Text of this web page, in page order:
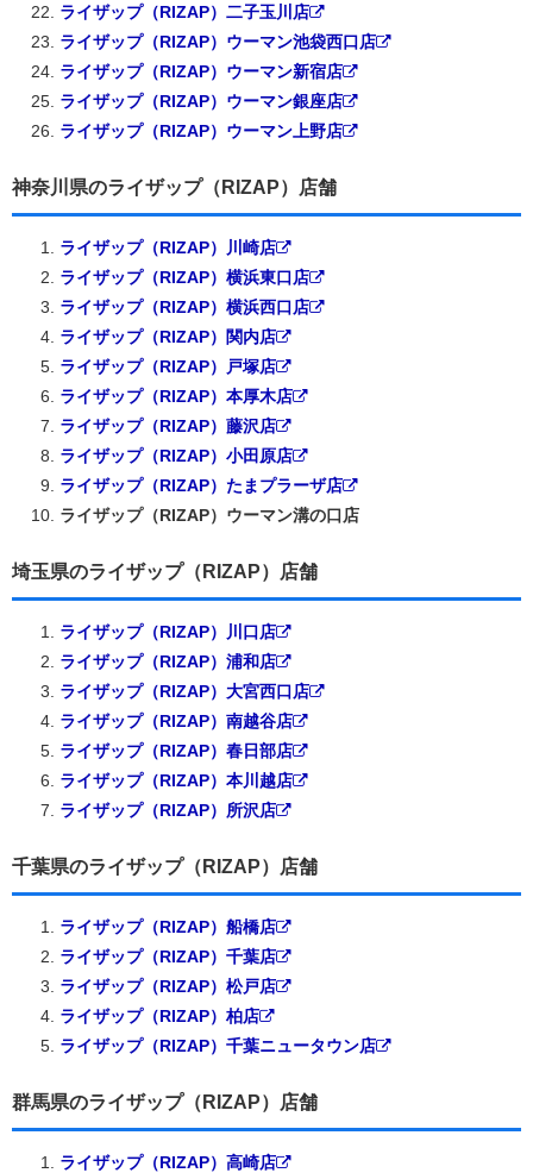
ライザップ（RIZAP）二子玉川店
ライザップ（RIZAP）ウーマン池袋西口店
ライザップ（RIZAP）ウーマン新宿店
ライザップ（RIZAP）ウーマン銀座店
ライザップ（RIZAP）ウーマン上野店
神奈川県のライザップ（RIZAP）店舗
ライザップ（RIZAP）川崎店
ライザップ（RIZAP）横浜東口店
ライザップ（RIZAP）横浜西口店
ライザップ（RIZAP）関内店
ライザップ（RIZAP）戸塚店
ライザップ（RIZAP）本厚木店
ライザップ（RIZAP）藤沢店
ライザップ（RIZAP）小田原店
ライザップ（RIZAP）たまプラーザ店
ライザップ（RIZAP）ウーマン溝の口店
埼玉県のライザップ（RIZAP）店舗
ライザップ（RIZAP）川口店
ライザップ（RIZAP）浦和店
ライザップ（RIZAP）大宮西口店
ライザップ（RIZAP）南越谷店
ライザップ（RIZAP）春日部店
ライザップ（RIZAP）本川越店
ライザップ（RIZAP）所沢店
千葉県のライザップ（RIZAP）店舗
ライザップ（RIZAP）船橋店
ライザップ（RIZAP）千葉店
ライザップ（RIZAP）松戸店
ライザップ（RIZAP）柏店
ライザップ（RIZAP）千葉ニュータウン店
群馬県のライザップ（RIZAP）店舗
ライザップ（RIZAP）高崎店